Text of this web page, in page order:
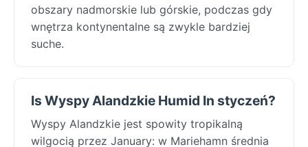
obszary nadmorskie lub górskie, podczas gdy
wnętrza kontynentalne są zwykle bardziej
suche.
Is Wyspy Alandzkie Humid In styczeń?
Wyspy Alandzkie jest spowity tropikalną
wilgocią przez January: w Mariehamn średnia